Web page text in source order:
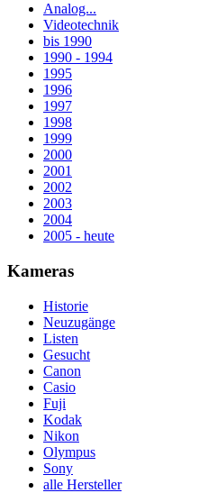
Analog...
Videotechnik
bis 1990
1990 - 1994
1995
1996
1997
1998
1999
2000
2001
2002
2003
2004
2005 - heute
Kameras
Historie
Neuzugänge
Listen
Gesucht
Canon
Casio
Fuji
Kodak
Nikon
Olympus
Sony
alle Hersteller